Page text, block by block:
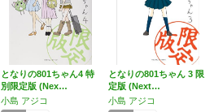
となりの801ちゃん4 特
別限定版 (Nex…
小島 アジコ
となりの801ちゃん 3 限
定版 (Next…
小島 アジコ